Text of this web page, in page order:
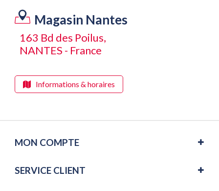
Magasin Nantes
163 Bd des Poilus,
NANTES - France
Informations & horaires
MON COMPTE
SERVICE CLIENT